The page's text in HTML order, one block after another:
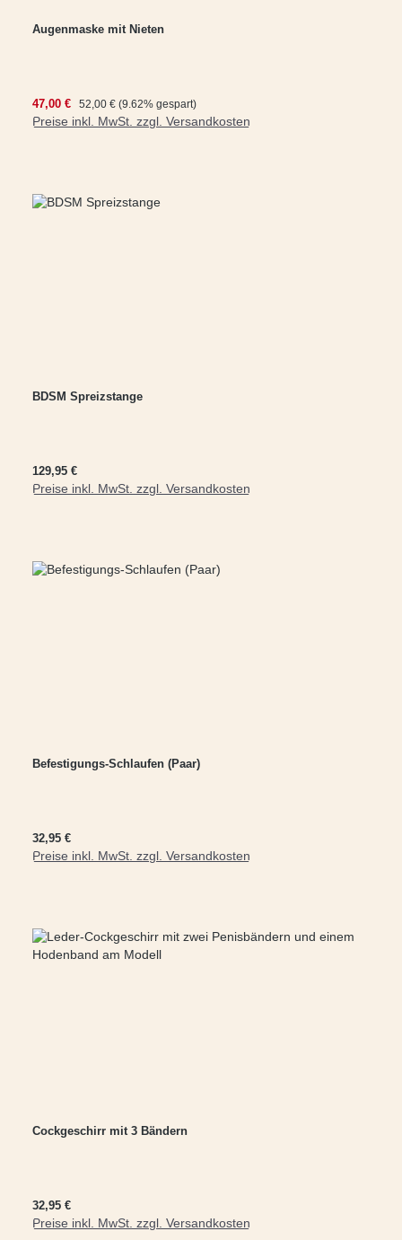
Augenmaske mit Nieten
Verkaufspreis:
47,00 € Regulärer Preis:
52,00 € (9.62% gespart)
Preise inkl. MwSt. zzgl. Versandkosten
In den Warenkorb
BDSM Spreizstange
Regulärer Preis:
129,95 €
Preise inkl. MwSt. zzgl. Versandkosten
In den Warenkorb
Befestigungs-Schlaufen (Paar)
Regulärer Preis:
32,95 €
Preise inkl. MwSt. zzgl. Versandkosten
In den Warenkorb
Cockgeschirr mit 3 Bändern
Regulärer Preis:
32,95 €
Preise inkl. MwSt. zzgl. Versandkosten
In den Warenkorb